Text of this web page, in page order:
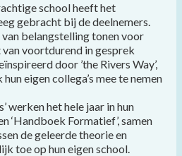
school heeft het
gebracht bij de deelnemers.
belangstelling tonen voor
voortdurend in gesprek
door ’the Rivers Way’,
eigen collega’s mee te nemen
werken het hele jaar in hun
‘Handboek Formatief’, samen
de geleerde theorie en
toe op hun eigen school.